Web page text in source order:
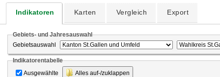
Indikatoren Karten Vergleich Export
Gebiets- und Jahresauswahl
Gebietsauswahl
Indikatorentabelle
Ausgewählte
Alles auf-/zuklappen